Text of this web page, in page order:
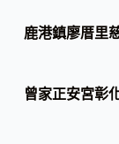
鹿港鎮廖厝里
曾家正安宮彰